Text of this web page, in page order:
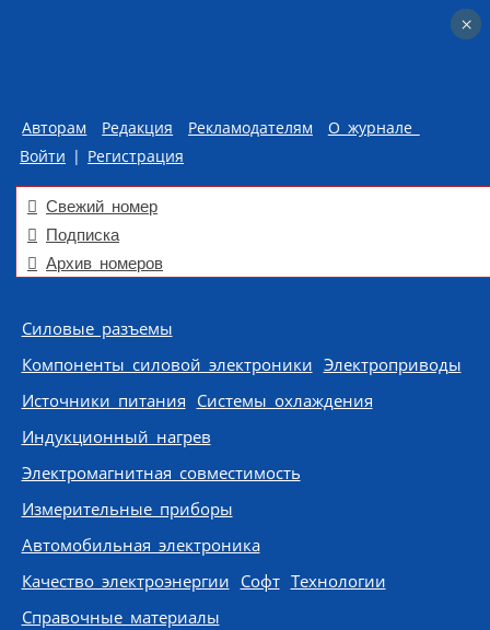
Авторам Редакция Рекламодателям
О журнале
Войти | Регистрация
Свежий номер
Подписка
Архив номеров
Skip to content
Силовые разъемы
Компоненты силовой электроники Электроприводы
Источники питания Системы охлаждения
Индукционный нагрев
Электромагнитная совместимость
Измерительные приборы
Автомобильная электроника
Качество электроэнергии Софт Технологии
Справочные материалы
×
×